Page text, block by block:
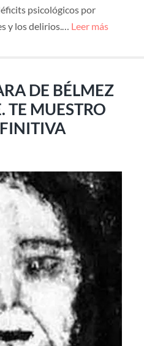
psicológicos por
y los delirios.… Leer más
DE BÉLMEZ
TE MUESTRO